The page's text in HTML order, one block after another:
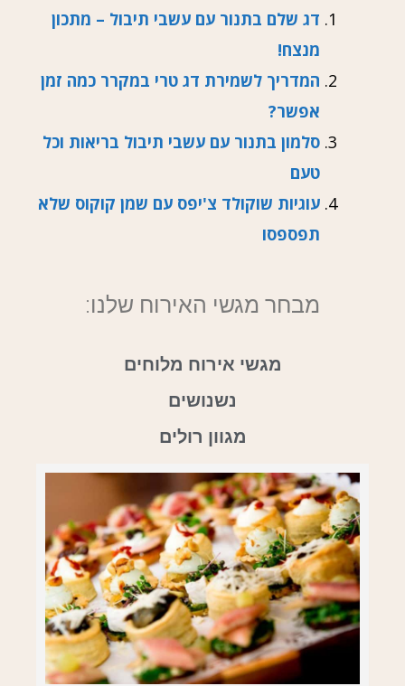
דג שלם בתנור עם עשבי תיבול – מתכון
מנצח!
המדריך לשמירת דג טרי במקרר כמה זמן
אפשר?
סלמון בתנור עם עשבי תיבול בריאות וכל
טעם
עוגיות שוקולד צ'יפס עם שמן קוקוס שלא
תפספסו
מבחר מגשי האירוח שלנו:
מגשי אירוח מלוחים
נשנושים
מגוון רולים